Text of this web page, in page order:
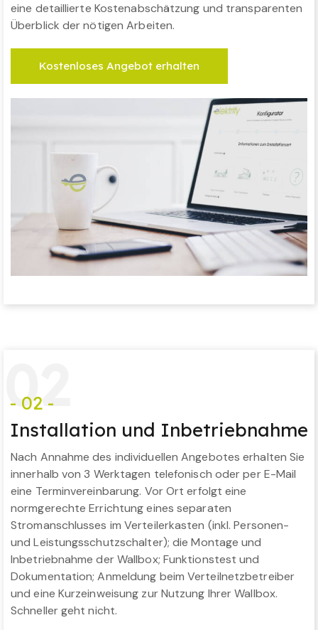
eine detaillierte Kostenabschätzung und transparenten
Überblick der nötigen Arbeiten.
Kostenloses Angebot erhalten
02
- 02 -
Installation und Inbetriebnahme
Nach Annahme des individuellen Angebotes erhalten Sie
innerhalb von 3 Werktagen telefonisch oder per E-Mail
eine Terminvereinbarung. Vor Ort erfolgt eine
normgerechte Errichtung eines separaten
Stromanschlusses im Verteilerkasten (inkl. Personen-
und Leistungsschutzschalter); die Montage und
Inbetriebnahme der Wallbox; Funktionstest und
Dokumentation; Anmeldung beim Verteilnetzbetreiber
und eine Kurzeinweisung zur Nutzung Ihrer Wallbox.
Schneller geht nicht.